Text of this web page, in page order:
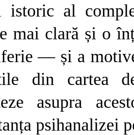
istoric al
mai clară și o
— și a
din cartea
asupra
psihanalizei